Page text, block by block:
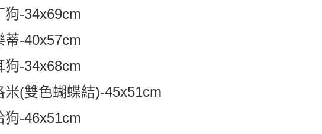
狗-34x69cm
蒂-40x57cm
狗-34x68cm
米(雙色蝴蝶結)-45x51cm
狗-46x51cm